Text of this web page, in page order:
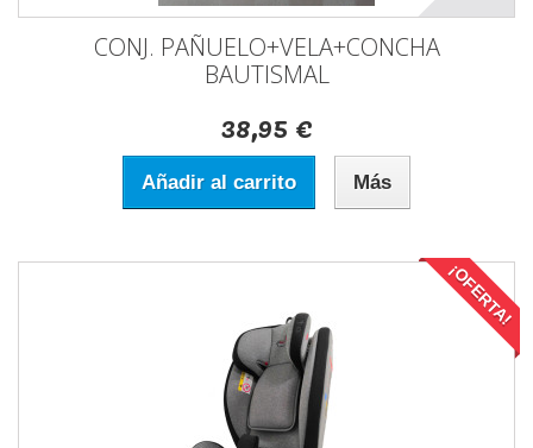
CONJ. PAÑUELO+VELA+CONCHA
BAUTISMAL
38,95 €
Añadir al carrito Más
¡OFERTA!